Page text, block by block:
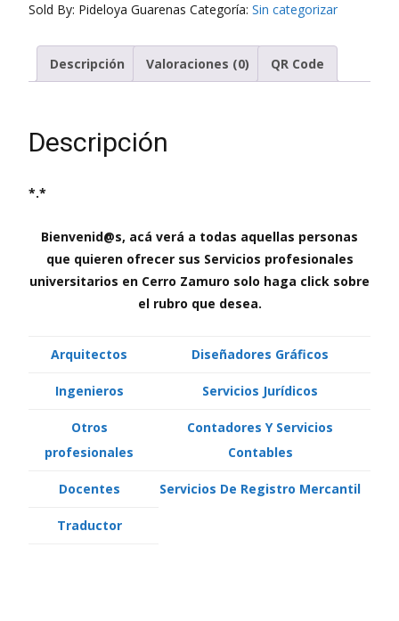
Sold By: Pideloya Guarenas Categoría: Sin categorizar
Descripción Valoraciones (0) QR Code
Descripción
*.*
Bienvenid@s, acá verá a todas aquellas personas
que quieren ofrecer sus Servicios profesionales
universitarios en Cerro Zamuro solo haga click sobre
el rubro que desea.
Arquitectos Diseñadores Gráficos
Ingenieros Servicios Jurídicos
Otros
profesionales
Contadores Y Servicios
Contables
Docentes Servicios De Registro Mercantil
Traductor